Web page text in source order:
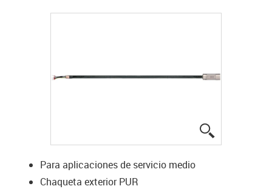
Para aplicaciones de servicio medio
Chaqueta exterior PUR